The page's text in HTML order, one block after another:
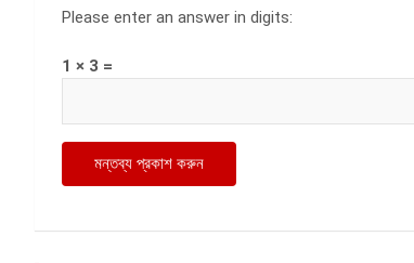
Please enter an answer in digits:
1 × 3 =